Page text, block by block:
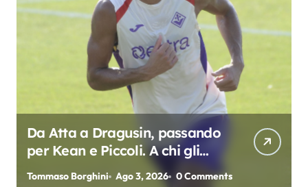
Da Atta a Dragusin, passando
per Kean e Piccoli. A chi gli
oscar del precampionato?
Tommaso Borghini Ago 3, 2026 0 Comments